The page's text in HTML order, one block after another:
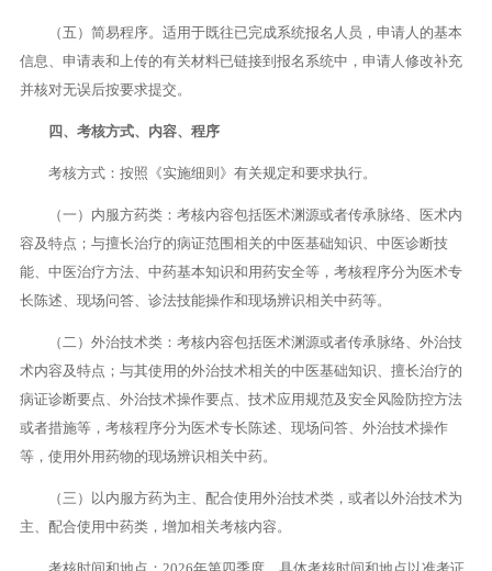
（五）简易程序。适用于既往已完成系统报名人员，申请人的基本
信息、申请表和上传的有关材料已链接到报名系统中，申请人修改补充
并核对无误后按要求提交。
四、考核方式、内容、程序
考核方式：按照《实施细则》有关规定和要求执行。
（一）内服方药类：考核内容包括医术渊源或者传承脉络、医术内
容及特点；与擅长治疗的病证范围相关的中医基础知识、中医诊断技
能、中医治疗方法、中药基本知识和用药安全等，考核程序分为医术专
长陈述、现场问答、诊法技能操作和现场辨识相关中药等。
（二）外治技术类：考核内容包括医术渊源或者传承脉络、外治技
术内容及特点；与其使用的外治技术相关的中医基础知识、擅长治疗的
病证诊断要点、外治技术操作要点、技术应用规范及安全风险防控方法
或者措施等，考核程序分为医术专长陈述、现场问答、外治技术操作
等，使用外用药物的现场辨识相关中药。
（三）以内服方药为主、配合使用外治技术类，或者以外治技术为
主、配合使用中药类，增加相关考核内容。